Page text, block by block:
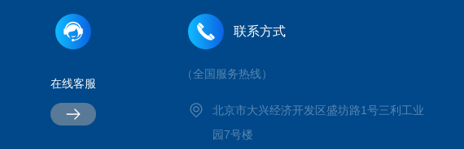
在线客服
联系方式
（全国服务热线）
北京市大兴经济开发区盛坊路1号三利工业
园7号楼